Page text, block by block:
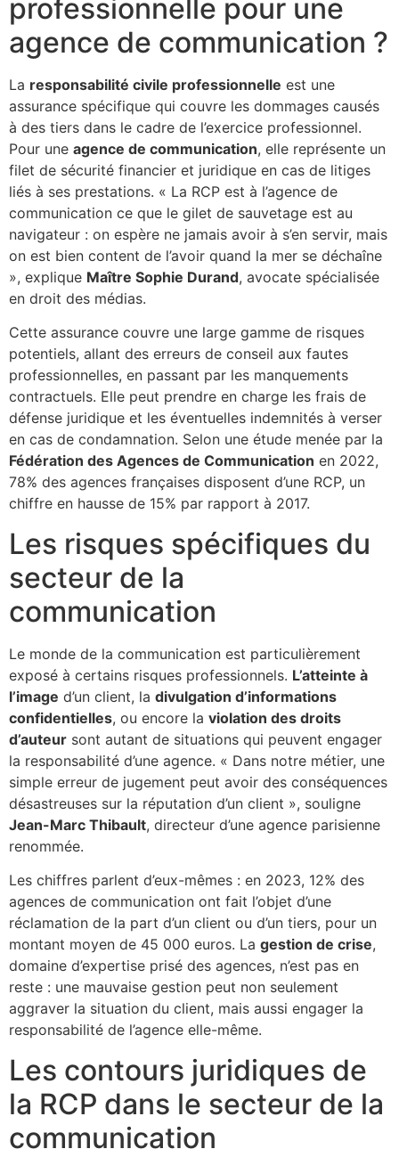
professionnelle pour une
agence de communication ?
La responsabilité civile professionnelle est une
assurance spécifique qui couvre les dommages causés
à des tiers dans le cadre de l’exercice professionnel.
Pour une agence de communication, elle représente un
filet de sécurité financier et juridique en cas de litiges
liés à ses prestations. « La RCP est à l’agence de
communication ce que le gilet de sauvetage est au
navigateur : on espère ne jamais avoir à s’en servir, mais
on est bien content de l’avoir quand la mer se déchaîne
», explique Maître Sophie Durand, avocate spécialisée
en droit des médias.
Cette assurance couvre une large gamme de risques
potentiels, allant des erreurs de conseil aux fautes
professionnelles, en passant par les manquements
contractuels. Elle peut prendre en charge les frais de
défense juridique et les éventuelles indemnités à verser
en cas de condamnation. Selon une étude menée par la
Fédération des Agences de Communication en 2022,
78% des agences françaises disposent d’une RCP, un
chiffre en hausse de 15% par rapport à 2017.
Les risques spécifiques du
secteur de la
communication
Le monde de la communication est particulièrement
exposé à certains risques professionnels. L’atteinte à
l’image d’un client, la divulgation d’informations
confidentielles, ou encore la violation des droits
d’auteur sont autant de situations qui peuvent engager
la responsabilité d’une agence. « Dans notre métier, une
simple erreur de jugement peut avoir des conséquences
désastreuses sur la réputation d’un client », souligne
Jean-Marc Thibault, directeur d’une agence parisienne
renommée.
Les chiffres parlent d’eux-mêmes : en 2023, 12% des
agences de communication ont fait l’objet d’une
réclamation de la part d’un client ou d’un tiers, pour un
montant moyen de 45 000 euros. La gestion de crise,
domaine d’expertise prisé des agences, n’est pas en
reste : une mauvaise gestion peut non seulement
aggraver la situation du client, mais aussi engager la
responsabilité de l’agence elle-même.
Les contours juridiques de
la RCP dans le secteur de la
communication